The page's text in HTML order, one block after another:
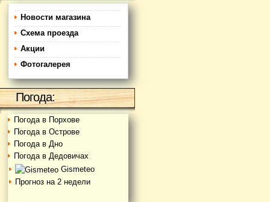
Новости магазина
Схема проезда
Акции
Фотогалерея
Погода:
Погода в Порхове
Погода в Острове
Погода в Дно
Погода в Дедовичах
Gismeteo
Прогноз на 2 недели